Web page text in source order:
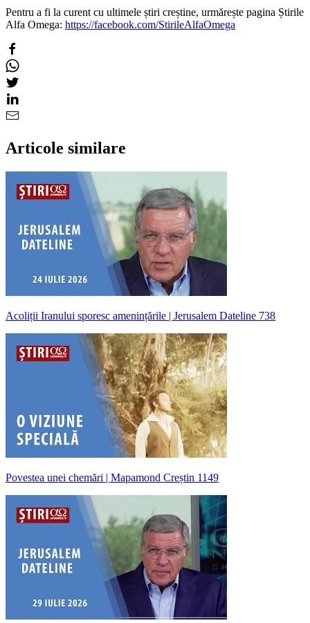
Pentru a fi la curent cu ultimele știri creștine, urmărește pagina Știrile
Alfa Omega: https://facebook.com/StirileAlfaOmega
Articole similare
Acoliții Iranului sporesc amenințările | Jerusalem Dateline 738
Povestea unei chemări | Mapamond Creștin 1149